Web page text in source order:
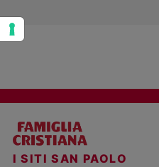
I SITI SAN PAOLO